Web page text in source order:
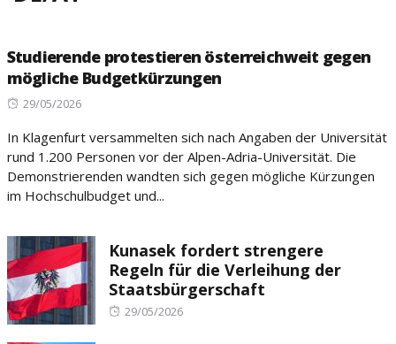
Studierende protestieren österreichweit gegen
mögliche Budgetkürzungen
Posted
29/05/2026
In Klagenfurt versammelten sich nach Angaben der Universität
rund 1.200 Personen vor der Alpen-Adria-Universität. Die
Demonstrierenden wandten sich gegen mögliche Kürzungen
im Hochschulbudget und...
Kunasek fordert strengere
Regeln für die Verleihung der
Staatsbürgerschaft
Posted
29/05/2026